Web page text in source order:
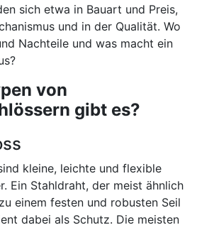
sich etwa in Bauart und Preis,
und in der Qualität. Wo
Nachteile und was macht ein
von
gibt es?
kleine, leichte und flexible
Ein Stahldraht, der meist ähnlich
einem festen und robusten Seil
dabei als Schutz. Die meisten